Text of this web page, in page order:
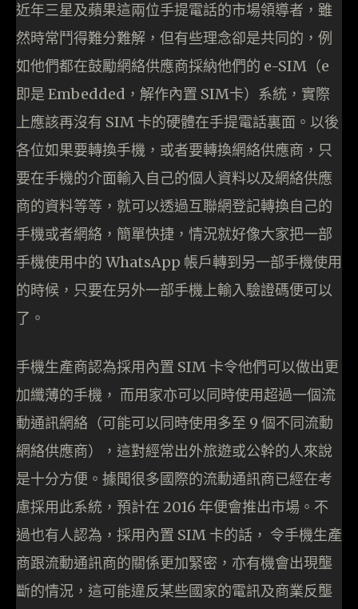
近年三星及蘋果這兩位手提電話的市場領導者，雖
然時常鬥得難分難解，但有些理念卻是共同的，例
如他們都在鼓勵網絡供應商採納他們的 e-SIM（e
即是 Embedded，解作內置 SIM卡）系統，實際
上應該再沒有 SIM 卡的硬體在手提電話裏面。以後
各位如果要轉換手機，或者要轉換網絡供應商，只
要在手機的介面輸入自己的個人資料以及網絡供應
商的資料等等，就可以透過互聯網登記轉換自己的
手機或者網絡，簡單快捷，情況就好像大家把一部
手機使用中的 WhatsApp 帳戶轉到另一部手機使用
的時候，只要在另外一部手機上輸入驗證碼便可以
了。
手機生產商認為採用內置 SIM 卡令他們可以做出更
加纖薄的手機， 而用家亦可以同時使用超過一個流
動通訊網絡（可能可以同時使用多至 9 個不同流動
網絡供應商），這對經常出外旅遊或公幹的人來說
是十分方便。據聞很多國際的流動通訊商已經在考
慮採用此系統，預計在 2016 年便會推出市場。不
過也有人認為，採用內置 SIM 卡的話， 令手機生產
商跟流動通訊商的關係更加緊密，亦有機會出現壟
斷的情況，這可能違反某些國家的電訊及商業反壟